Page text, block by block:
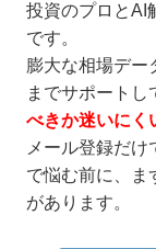
投資のプロとAI
です。
膨大な相場デー
までサポートし
べきか迷いにく
メール登録だ
で悩む前に、ま
があります。